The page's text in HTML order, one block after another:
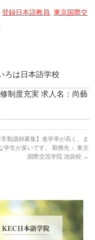
登録日本語教員 ,東京国際交
ろは日本語学校
制度充実 求人名：尚藝
常勤講師募集】進学率が高く、ま
学生が多いです。 勤務先： 東京
国際交流学院 池袋校 →